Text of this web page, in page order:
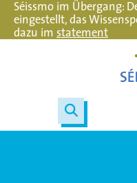
Séissmo im Übergang:
eingestellt, das
dazu im statement